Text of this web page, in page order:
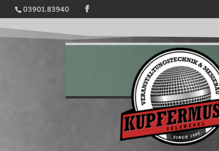
03901.83940